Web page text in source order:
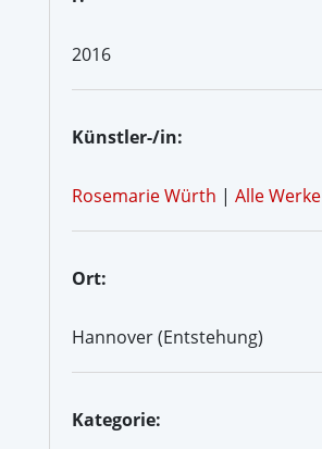
2016
Künstler-/in:
Rosemarie Würth | Alle Werke
Ort:
Hannover (Entstehung)
Kategorie: